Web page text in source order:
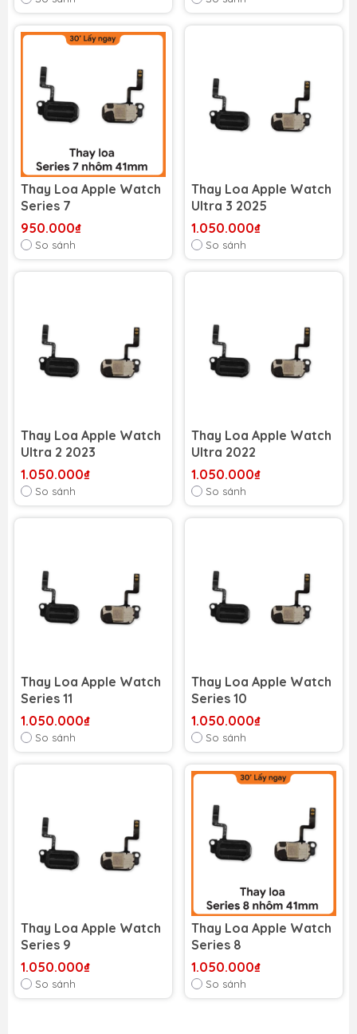
Thay Loa Apple Watch
Series 7
950.000₫
So sánh
Thay Loa Apple Watch
Ultra 3 2025
1.050.000₫
So sánh
Thay Loa Apple Watch
Ultra 2 2023
1.050.000₫
So sánh
Thay Loa Apple Watch
Ultra 2022
1.050.000₫
So sánh
Thay Loa Apple Watch
Series 11
1.050.000₫
So sánh
Thay Loa Apple Watch
Series 10
1.050.000₫
So sánh
Thay Loa Apple Watch
Series 9
1.050.000₫
So sánh
Thay Loa Apple Watch
Series 8
1.050.000₫
So sánh